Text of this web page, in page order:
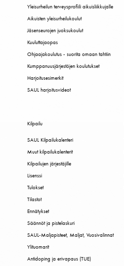
Yleisurheilun terveysprofiili aikuisliikkujalle
Aikuisten yleisurheilukoulut
Jäsenseurojen juoksukoulut
Kuuluttajaopas
Ohjaajakoulutus - suorita omaan tahtiin
Kumppanuusjärjestöjen koulutukset
Harjoitusesimerkit
SAUL harjoitusvideot
Kilpailu
SAUL Kilpailukalenteri
Muut kilpailukalenterit
Kilpailujen järjestäjille
Lisenssi
Tulokset
Tilastot
Ennätykset
Säännöt ja pistelaskuri
SAUL-Maljapisteet, Maljat, Vuosivalinnat
Ylituomarit
Antidoping ja erivapaus (TUE)